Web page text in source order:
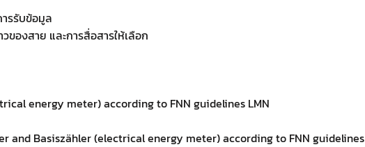
รรับข้อมูล
ของสาย และการสื่อสารให้เลือก
energy meter) according to FNN guidelines LMN
and Basiszähler (electrical energy meter) according to FNN guidelines